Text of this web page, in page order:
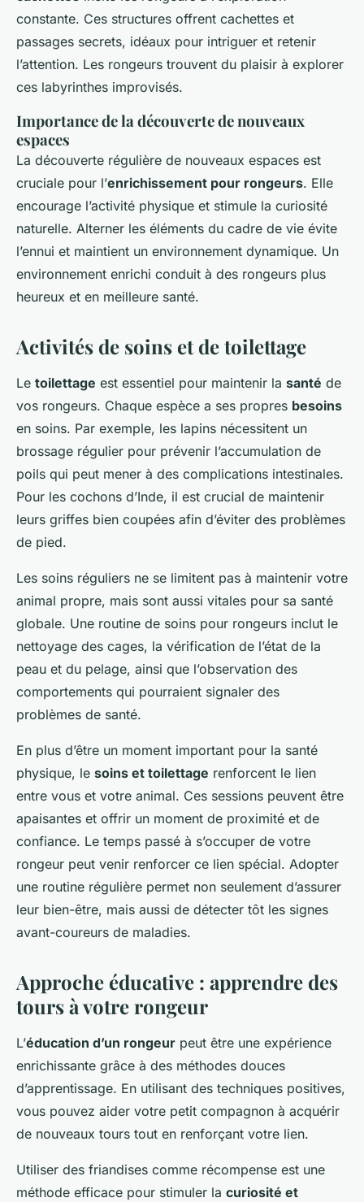
constante. Ces structures offrent cachettes et
passages secrets, idéaux pour intriguer et retenir
l’attention. Les rongeurs trouvent du plaisir à explorer
ces labyrinthes improvisés.
Importance de la découverte de nouveaux
espaces
La découverte régulière de nouveaux espaces est
cruciale pour l’enrichissement pour rongeurs. Elle
encourage l’activité physique et stimule la curiosité
naturelle. Alterner les éléments du cadre de vie évite
l’ennui et maintient un environnement dynamique. Un
environnement enrichi conduit à des rongeurs plus
heureux et en meilleure santé.
Activités de soins et de toilettage
Le toilettage est essentiel pour maintenir la santé de
vos rongeurs. Chaque espèce a ses propres besoins
en soins. Par exemple, les lapins nécessitent un
brossage régulier pour prévenir l’accumulation de
poils qui peut mener à des complications intestinales.
Pour les cochons d’Inde, il est crucial de maintenir
leurs griffes bien coupées afin d’éviter des problèmes
de pied.
Les soins réguliers ne se limitent pas à maintenir votre
animal propre, mais sont aussi vitales pour sa santé
globale. Une routine de soins pour rongeurs inclut le
nettoyage des cages, la vérification de l’état de la
peau et du pelage, ainsi que l’observation des
comportements qui pourraient signaler des
problèmes de santé.
En plus d’être un moment important pour la santé
physique, le soins et toilettage renforcent le lien
entre vous et votre animal. Ces sessions peuvent être
apaisantes et offrir un moment de proximité et de
confiance. Le temps passé à s’occuper de votre
rongeur peut venir renforcer ce lien spécial. Adopter
une routine régulière permet non seulement d’assurer
leur bien-être, mais aussi de détecter tôt les signes
avant-coureurs de maladies.
Approche éducative : apprendre des
tours à votre rongeur
L’éducation d’un rongeur peut être une expérience
enrichissante grâce à des méthodes douces
d’apprentissage. En utilisant des techniques positives,
vous pouvez aider votre petit compagnon à acquérir
de nouveaux tours tout en renforçant votre lien.
Utiliser des friandises comme récompense est une
méthode efficace pour stimuler la curiosité et